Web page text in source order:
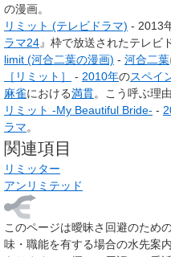
の漫画。
リミット (テレビドラマ) - 2013
ラマ24』枠で放送されたテレビ
limit (河合二葉の漫画) - 河合二葉
［リミット］
- 2010年のスペイ
麻雀における満貫。こう呼ぶ理
リミット -My Beautiful Bride- -
ラマ。
関連項目
リミッター
アンリミテッド
このページは曖昧さ回避のため
味・職能を有する場合の水先案